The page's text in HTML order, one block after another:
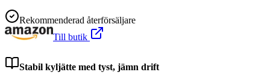
Rekommenderad återförsäljare
Till butik
Stabil kyljätte med tyst, jämn drift